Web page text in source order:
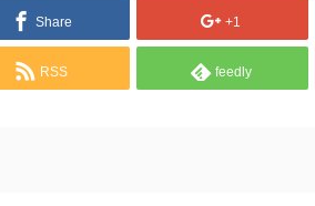
Share +1
RSS feedly